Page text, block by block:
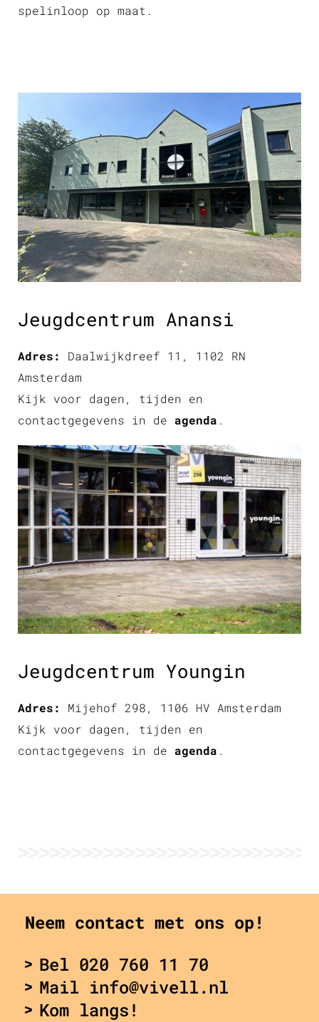
spelinloop op maat.
Jeugdcentrum Anansi
Adres: Daalwijkdreef 11, 1102 RN
Amsterdam
Kijk voor dagen, tijden en
contactgegevens in de agenda .
Jeugdcentrum Youngin
Adres: Mijehof 298, 1106 HV Amsterdam
Kijk voor dagen, tijden en
contactgegevens in de agenda .
Neem contact met ons op!
Bel 020 760 11 70
Mail info@vivell.nl
Kom langs!